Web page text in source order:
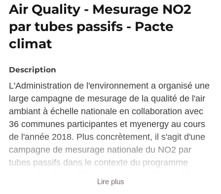
Air Quality - Mesurage NO2
par tubes passifs - Pacte
climat
Description
L'Administration de l'environnement a organisé une
large campagne de mesurage de la qualité de l'air
ambiant à échelle nationale en collaboration avec
36 communes participantes et myenergy au cours
de l'année 2018. Plus concrètement, il s'agit d'une
campagne de mesurage nationale du NO2 par
tubes passifs dans le contexte du programme
Loftqualitéit ». La campagne vise à sensibiliser et à
Lire plus